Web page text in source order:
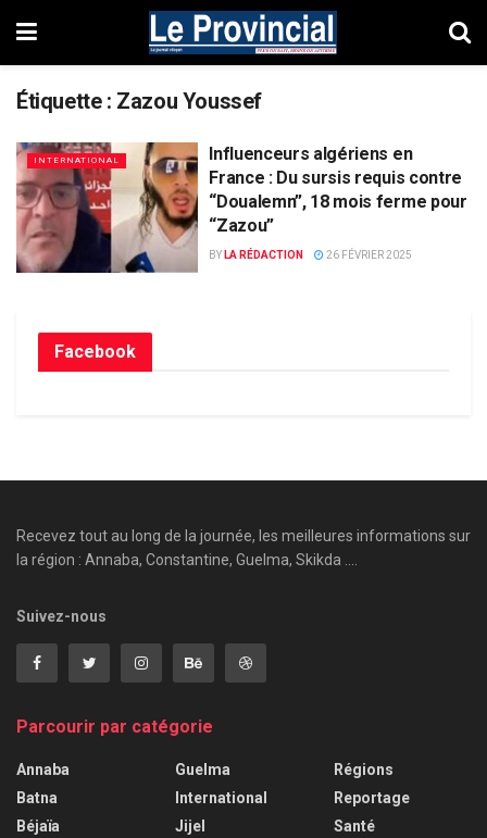
Étiquette : Zazou Youssef
INTERNATIONAL
Influenceurs algériens en
France : Du sursis requis contre
“Doualemn”, 18 mois ferme pour
“Zazou”
BY LA RÉDACTION 26 FÉVRIER 2025
Facebook
Recevez tout au long de la journée, les meilleures informations sur
la région : Annaba, Constantine, Guelma, Skikda ....
Suivez-nous
Parcourir par catégorie
Annaba
Batna
Béjaïa
Guelma
International
Jijel
Régions
Reportage
Santé